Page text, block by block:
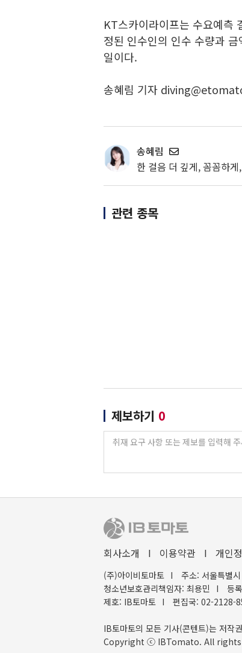
KT스카이라이프는 수요예측
정된 인수인의 인수 수량과
일이다.
송혜림 기자
송혜림
한 걸음 더 깊게, 꼼꼼하
관련 종목
제보하기 0
회사소개 I 이용약관 I 개인
(주)아이비토마토 I 주소: 서울특별
청소년보호관리책임자: 최용민 I 등
제호: IB토마토 I 편집국: 02-2128-
IB토마토의 모든 기사(콘텐트)는 저작
Copyright ⓒ IBTomato. All rights